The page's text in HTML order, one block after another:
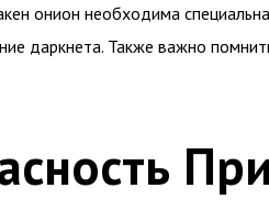
онион необходима
даркнета. Также важно